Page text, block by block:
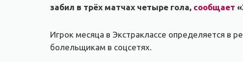
забил в трёх матчах четыре гола, сообщает
Игрок месяца в Экстраклассе определяется в
болельщикам в соцсетях.